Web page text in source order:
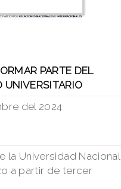
PARTE DEL
UNIVERSITARIO
del 2024
la Universidad Nacional
a partir de tercer